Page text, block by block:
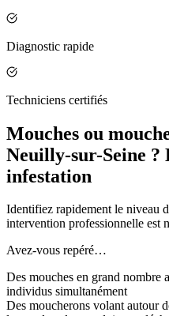
Diagnostic rapide
Techniciens certifiés
Mouches ou
Neuilly-sur-Seine ?
infestation
Identifiez rapidement le niveau
intervention professionnelle est
Avez-vous repéré…
Des mouches en grand nombre
individus simultanément
Des moucherons volant autour